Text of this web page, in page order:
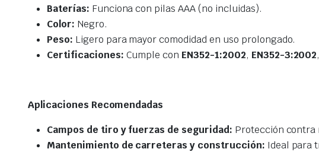
Baterías: Funciona con pilas AAA (no incluidas).
Color: Negro.
Peso: Ligero para mayor comodidad en uso prolongado.
Certificaciones: Cumple con EN352-1:2002, EN352-3:2002,
Aplicaciones Recomendadas
Campos de tiro y fuerzas de seguridad: Protección contra
Mantenimiento de carreteras y construcción: Ideal para